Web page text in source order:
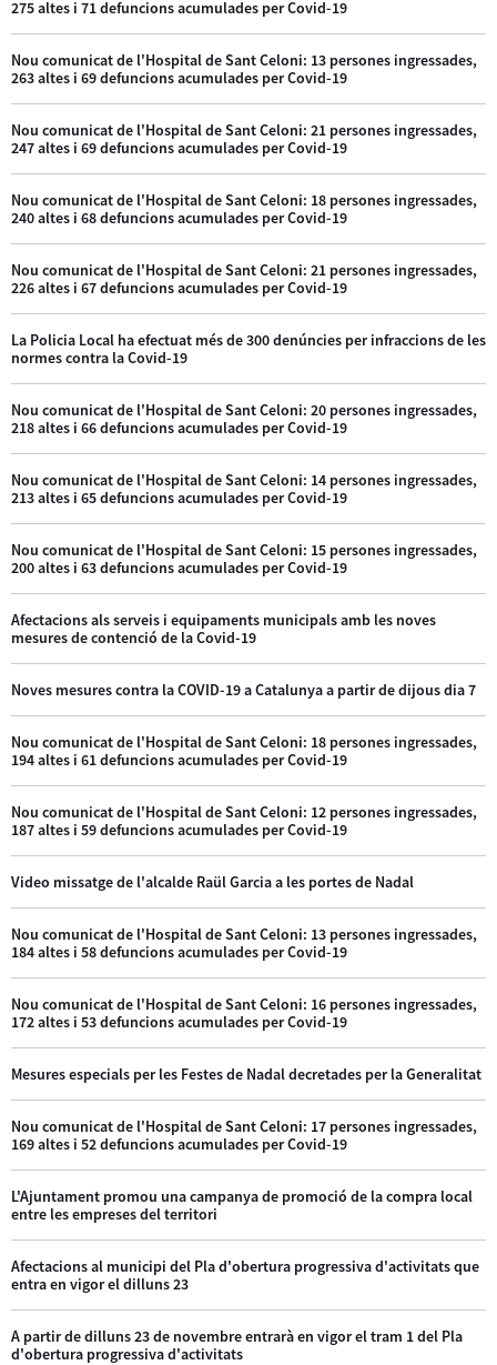
275 altes i 71 defuncions acumulades per Covid-19
Nou comunicat de l'Hospital de Sant Celoni: 13 persones ingressades,
263 altes i 69 defuncions acumulades per Covid-19
Nou comunicat de l'Hospital de Sant Celoni: 21 persones ingressades,
247 altes i 69 defuncions acumulades per Covid-19
Nou comunicat de l'Hospital de Sant Celoni: 18 persones ingressades,
240 altes i 68 defuncions acumulades per Covid-19
Nou comunicat de l'Hospital de Sant Celoni: 21 persones ingressades,
226 altes i 67 defuncions acumulades per Covid-19
La Policia Local ha efectuat més de 300 denúncies per infraccions de les
normes contra la Covid-19
Nou comunicat de l'Hospital de Sant Celoni: 20 persones ingressades,
218 altes i 66 defuncions acumulades per Covid-19
Nou comunicat de l'Hospital de Sant Celoni: 14 persones ingressades,
213 altes i 65 defuncions acumulades per Covid-19
Nou comunicat de l'Hospital de Sant Celoni: 15 persones ingressades,
200 altes i 63 defuncions acumulades per Covid-19
Afectacions als serveis i equipaments municipals amb les noves
mesures de contenció de la Covid-19
Noves mesures contra la COVID-19 a Catalunya a partir de dijous dia 7
Nou comunicat de l'Hospital de Sant Celoni: 18 persones ingressades,
194 altes i 61 defuncions acumulades per Covid-19
Nou comunicat de l'Hospital de Sant Celoni: 12 persones ingressades,
187 altes i 59 defuncions acumulades per Covid-19
Video missatge de l'alcalde Raül Garcia a les portes de Nadal
Nou comunicat de l'Hospital de Sant Celoni: 13 persones ingressades,
184 altes i 58 defuncions acumulades per Covid-19
Nou comunicat de l'Hospital de Sant Celoni: 16 persones ingressades,
172 altes i 53 defuncions acumulades per Covid-19
Mesures especials per les Festes de Nadal decretades per la Generalitat
Nou comunicat de l'Hospital de Sant Celoni: 17 persones ingressades,
169 altes i 52 defuncions acumulades per Covid-19
L'Ajuntament promou una campanya de promoció de la compra local
entre les empreses del territori
Afectacions al municipi del Pla d'obertura progressiva d'activitats que
entra en vigor el dilluns 23
A partir de dilluns 23 de novembre entrarà en vigor el tram 1 del Pla
d'obertura progressiva d'activitats